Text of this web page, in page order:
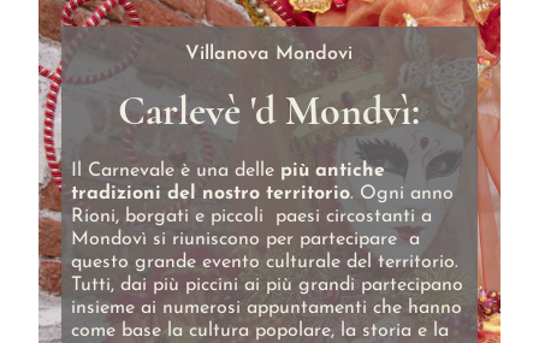
Villanova Mondovi
Carlevè 'd Mondvì:
Il Carnevale è una delle più antiche
tradizioni del nostro territorio. Ogni anno
Rioni, borgati e piccoli paesi circostanti a
Mondovì si riuniscono per partecipare a
questo grande evento culturale del territorio.
Tutti, dai più piccini ai più grandi partecipano
insieme ai numerosi appuntamenti che hanno
come base la cultura popolare, la storia e la